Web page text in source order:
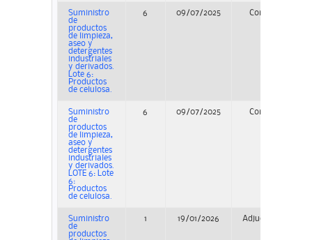
Suministro
de
productos
de limpieza,
aseo y
detergentes
industriales
y derivados.
Lote 6:
Productos
de celulosa.
6 09/07/2025 Concurso
Suministro
de
productos
de limpieza,
aseo y
detergentes
industriales
y derivados.
LOTE 6: Lote
6:
Productos
de celulosa.
6 09/07/2025 Concurso
Suministro
de
productos
1 19/01/2026 Adjudicación